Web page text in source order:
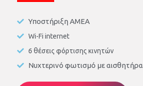
Υποστήριξη ΑΜΕΑ
Wi-Fi internet
6 θέσεις φόρτισης κινητών
Νυχτερινό φωτισμό με αισθητήρα